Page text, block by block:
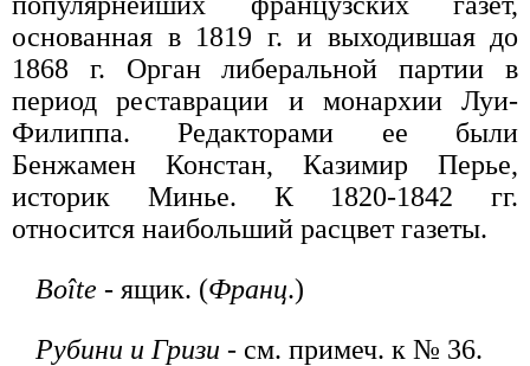
основанная в 1819 г. и выходившая до
1868 г. Орган либеральной партии в
период реставрации и монархии Луи-
Филиппа. Редакторами ее были
Бенжамен Констан, Казимир Перье,
историк Минье. К 1820-1842 гг.
относится наибольший расцвет газеты.
Boîte - ящик. (Франц.)
Рубини и Гризи - см. примеч. к № 36.